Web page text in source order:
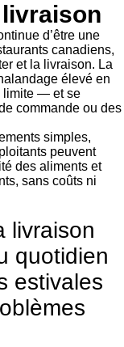
livraison
d’être une
canadiens,
et la livraison. La
élevé en
limite — et se
commande ou des
simples,
peuvent
des aliments et
sans coûts ni
livraison
quotidien
estivales